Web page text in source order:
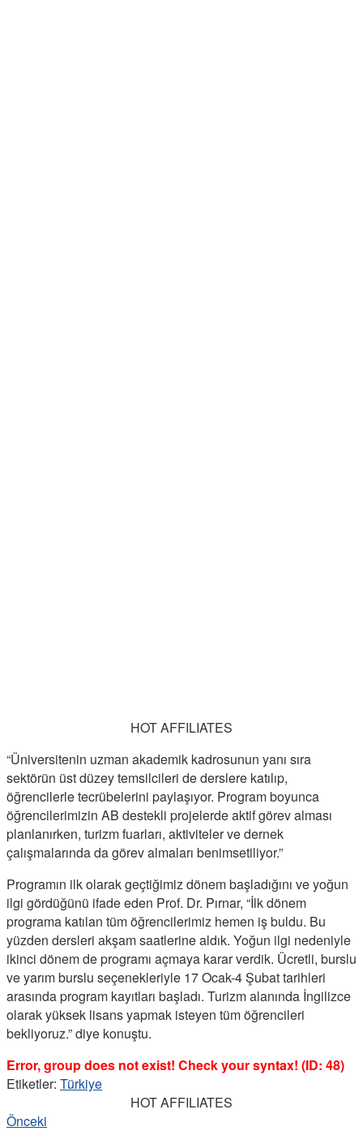
HOT AFFILIATES
“Üniversitenin uzman akademik kadrosunun yanı sıra
sektörün üst düzey temsilcileri de derslere katılıp,
öğrencilerle tecrübelerini paylaşıyor. Program boyunca
öğrencilerimizin AB destekli projelerde aktif görev alması
planlanırken, turizm fuarları, aktiviteler ve dernek
çalışmalarında da görev almaları benimsetiliyor.”
Programın ilk olarak geçtiğimiz dönem başladığını ve yoğun
ilgi gördüğünü ifade eden Prof. Dr. Pırnar, “İlk dönem
programa katılan tüm öğrencilerimiz hemen iş buldu. Bu
yüzden dersleri akşam saatlerine aldık. Yoğun ilgi nedeniyle
ikinci dönem de programı açmaya karar verdik. Ücretli, burslu
ve yarım burslu seçenekleriyle 17 Ocak-4 Şubat tarihleri
arasında program kayıtları başladı. Turizm alanında İngilizce
olarak yüksek lisans yapmak isteyen tüm öğrencileri
bekliyoruz.” diye konuştu.
Error, group does not exist! Check your syntax! (ID: 48)
Etiketler: Türkiye
HOT AFFILIATES
Önceki